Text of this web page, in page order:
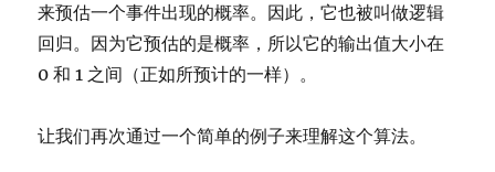
来预估一个事件出现的概率。因此，它也被叫做逻辑
回归。因为它预估的是概率，所以它的输出值大小在
0 和 1 之间（正如所预计的一样）。
让我们再次通过一个简单的例子来理解这个算法。